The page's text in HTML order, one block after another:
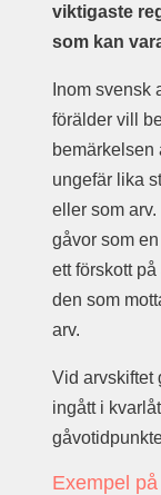
viktigaste
som kan
Inom svensk
förälder vill
bemärkelsen
ungefär lika
eller som
gåvor som
ett förskott
den som
arv.
Vid arvskiftet
ingått i
Exempel